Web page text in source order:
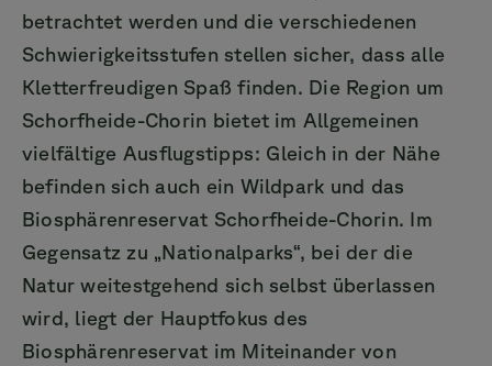
betrachtet werden und die verschiedenen
Schwierigkeitsstufen stellen sicher, dass alle
Kletterfreudigen Spaß finden. Die Region um
Schorfheide-Chorin bietet im Allgemeinen
vielfältige Ausflugstipps: Gleich in der Nähe
befinden sich auch ein Wildpark und das
Biosphärenreservat Schorfheide-Chorin. Im
Gegensatz zu „Nationalparks“, bei der die
Natur weitestgehend sich selbst überlassen
wird, liegt der Hauptfokus des
Biosphärenreservat im Miteinander von